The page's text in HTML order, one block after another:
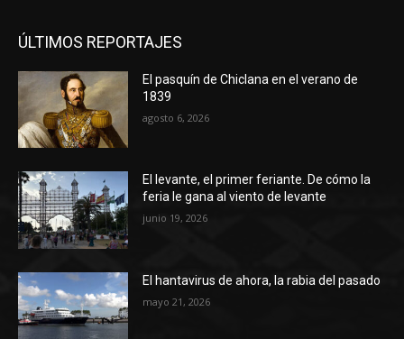
ÚLTIMOS REPORTAJES
El pasquín de Chiclana en el verano de
1839
agosto 6, 2026
El levante, el primer feriante. De cómo la
feria le gana al viento de levante
junio 19, 2026
El hantavirus de ahora, la rabia del pasado
mayo 21, 2026